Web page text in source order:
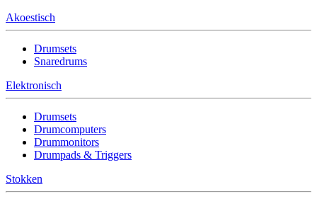
Akoestisch
Drumsets
Snaredrums
Elektronisch
Drumsets
Drumcomputers
Drummonitors
Drumpads & Triggers
Stokken